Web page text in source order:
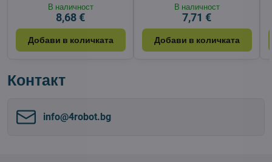
В наличност
8,68 €
Добави в количката
В наличност
7,71 €
Добави в количката
Контакт
info​@4robot​.bg